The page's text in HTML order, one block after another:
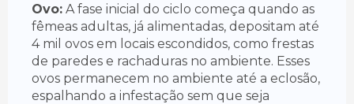
Ovo: A fase inicial do ciclo começa quando as
fêmeas adultas, já alimentadas, depositam até
4 mil ovos em locais escondidos, como frestas
de paredes e rachaduras no ambiente. Esses
ovos permanecem no ambiente até a eclosão,
espalhando a infestação sem que seja